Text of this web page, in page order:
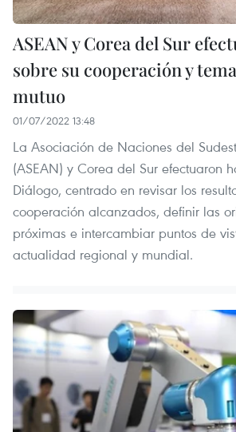
ASEAN y Corea del Sur
sobre su cooperación y
mutuo
01/07/2022 13:48
La Asociación de Naciones del
(ASEAN) y Corea del Sur efectuaron
Diálogo, centrado en revisar los
cooperación alcanzados, definir las
próximas e intercambiar puntos de
actualidad regional y mundial.